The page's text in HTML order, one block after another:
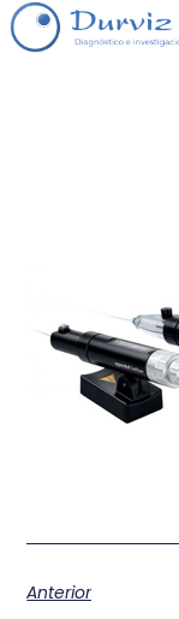
Anterior